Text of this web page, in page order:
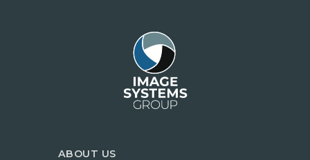
ABOUT US